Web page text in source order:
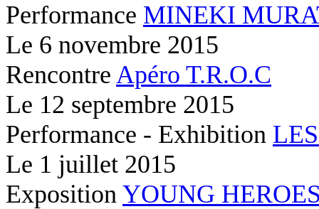
Performance MINEKI
Le 6 novembre 2015
Rencontre Apéro T.R.O.C
Le 12 septembre 2015
Performance - Exhibition
Le 1 juillet 2015
Exposition YOUNG